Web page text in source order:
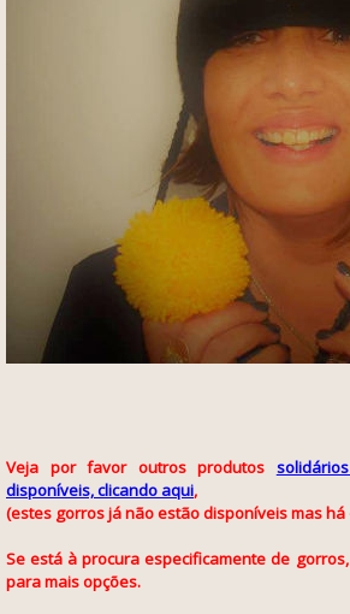
Veja por favor outros produtos
disponíveis, clicando aqui,
(estes gorros já não estão disponíveis mas
Se está à procura especificamente de
para mais opções.